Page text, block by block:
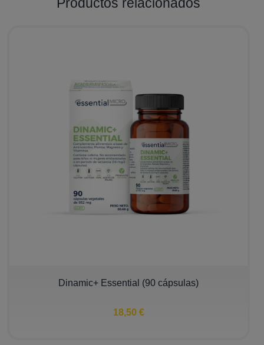
Dinamic+ Essential (90 cápsulas)
18,50 €